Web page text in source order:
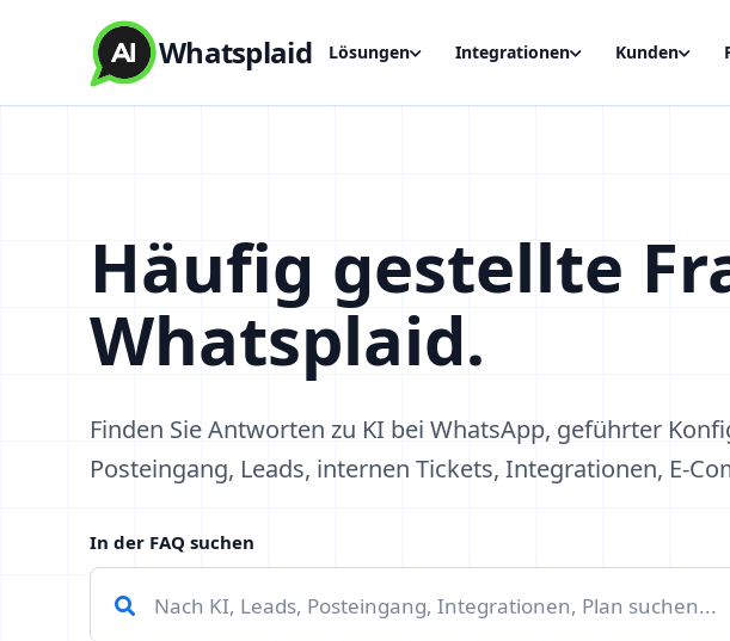
Whatsplaid Lösungen Integrationen Kunden
Häufig gestellte
Whatsplaid.
Finden Sie Antworten zu KI bei WhatsApp, geführter
Posteingang, Leads, internen Tickets, Integrationen, E-
In der FAQ suchen